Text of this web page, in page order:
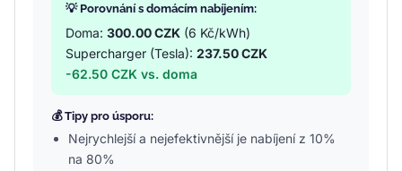
💡 Porovnání s domácím nabíjením:
Doma: 300.00 CZK (6 Kč/kWh)
Supercharger (Tesla): 237.50 CZK
-62.50 CZK vs. doma
💰 Tipy pro úsporu:
Nejrychlejší a nejefektivnější je nabíjení z 10%
na 80%